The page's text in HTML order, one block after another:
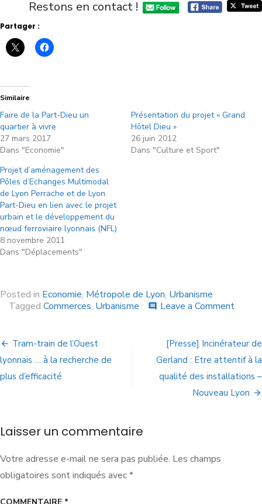
Restons en contact !
Partager :
Similaire
Faire de la Part-Dieu un
quartier à vivre
27 mars 2017
Dans "Economie"
Présentation du projet « Grand
Hôtel Dieu »
26 juin 2012
Dans "Culture et Sport"
Projet d’aménagement des
Pôles d’Echanges Multimodal
de Lyon Perrache et de Lyon
Part-Dieu en lien avec le projet
urbain et le développement du
nœud ferroviaire lyonnais (NFL)
8 novembre 2011
Dans "Déplacements"
Posted in Economie, Métropole de Lyon, Urbanisme
Tagged Commerces, Urbanisme comment Leave a Comment
Tram-train de l’Ouest
lyonnais … à la recherche de
plus d’efficacité
[Presse] Incinérateur de
Gerland : Etre attentif à la
qualité des installations –
Nouveau Lyon
Laisser un commentaire
Votre adresse e-mail ne sera pas publiée. Les champs
obligatoires sont indiqués avec*